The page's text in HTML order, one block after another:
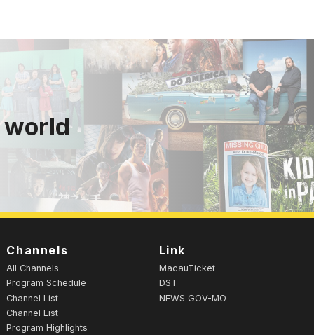
world
Channels
All Channels
Program Schedule
Channel List
Channel List
Program Highlights
Link
MacauTicket
DST
NEWS GOV-MO